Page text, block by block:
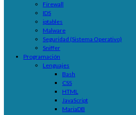
Firewall
IDS
iptables
Malware
Seguridad (Sistema Operativo)
Sniffer
Programación
Lenguajes
Bash
CSS
HTML
JavaScript
MariaDB